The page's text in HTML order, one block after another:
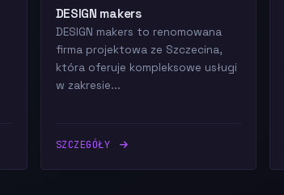
DESIGN makers
DESIGN makers to renomowana
firma projektowa ze Szczecina,
która oferuje kompleksowe usługi
w zakresie...
SZCZEGÓŁY